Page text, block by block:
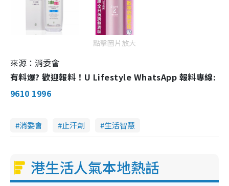
點擊圖片放大
來源：消委會
有料爆? 歡迎報料！U Lifestyle WhatsApp 報料專線:
9610 1996
消委會 止汗劑 生活智慧
港生活人氣本地熱話